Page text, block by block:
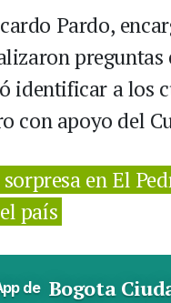
Pardo,
identificar a los
con apoyo del
en El
país
de Bogota